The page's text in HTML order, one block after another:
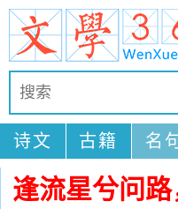
诗文 古籍 名
逢流星兮问路